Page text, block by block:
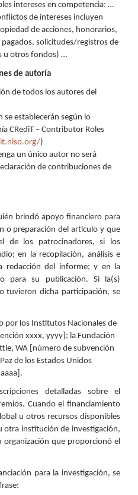
intereses en competencia: …
de intereses incluyen
de acciones, honorarios,
solicitudes/registros de
u otros fondos) …
de autoría
de todos los autores del
se establecerán según lo
CRediT – Contributor Roles
)
un único autor no será
de contribuciones de
brindó apoyo financiero para
o preparación del artículo y que
de los patrocinadores, si los
en la recopilación, análisis e
redacción del informe; y en la
para su publicación. Si la(s)
tuvieron dicha participación, se
por los Institutos Nacionales de
xxxx, yyyy]; la Fundación
WA [número de subvención
de los Estados Unidos
detalladas sobre el
Cuando el financiamiento
u otros recursos disponibles
otra institución de investigación,
que proporcionó el
para la investigación, se